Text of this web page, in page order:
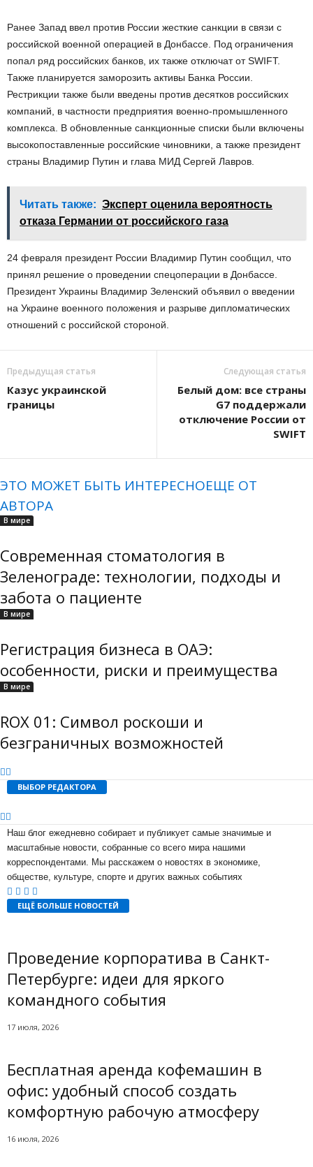
Ранее Запад ввел против России жесткие санкции в связи с
российской военной операцией в Донбассе. Под ограничения
попал ряд российских банков, их также отключат от SWIFT.
Также планируется заморозить активы Банка России.
Рестрикции также были введены против десятков российских
компаний, в частности предприятия военно-промышленного
комплекса. В обновленные санкционные списки были включены
высокопоставленные российские чиновники, а также президент
страны Владимир Путин и глава МИД Сергей Лавров.
Читать также: Эксперт оценила вероятность
отказа Германии от российского газа
24 февраля президент России Владимир Путин сообщил, что
принял решение о проведении спецоперации в Донбассе.
Президент Украины Владимир Зеленский объявил о введении
на Украине военного положения и разрыве дипломатических
отношений с российской стороной.
Предыдущая статья
Казус украинской
границы
Следующая статья
Белый дом: все страны
G7 поддержали
отключение России от
SWIFT
ЭТО МОЖЕТ БЫТЬ ИНТЕРЕСНОЕЩЕ ОТ
АВТОРА
В мире
Современная стоматология в
Зеленограде: технологии, подходы и
забота о пациенте
В мире
Регистрация бизнеса в ОАЭ:
особенности, риски и преимущества
В мире
ROX 01: Символ роскоши и
безграничных возможностей
ВЫБОР РЕДАКТОРА
Наш блог ежедневно собирает и публикует самые значимые и
масштабные новости, собранные со всего мира нашими
корреспондентами. Мы расскажем о новостях в экономике,
обществе, культуре, спорте и других важных событиях
ЕЩЁ БОЛЬШЕ НОВОСТЕЙ
Проведение корпоратива в Санкт-
Петербурге: идеи для яркого
командного события
17 июля, 2026
Бесплатная аренда кофемашин в
офис: удобный способ создать
комфортную рабочую атмосферу
16 июля, 2026